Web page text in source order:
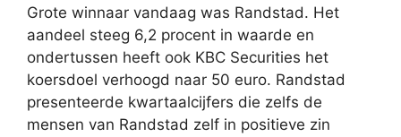
Grote winnaar vandaag was Randstad. Het
aandeel steeg 6,2 procent in waarde en
ondertussen heeft ook KBC Securities het
koersdoel verhoogd naar 50 euro. Randstad
presenteerde kwartaalcijfers die zelfs de
mensen van Randstad zelf in positieve zin